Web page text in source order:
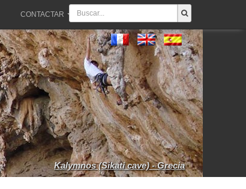
CONTACTAR
Kalymnos (Sikati cave) - Grecia